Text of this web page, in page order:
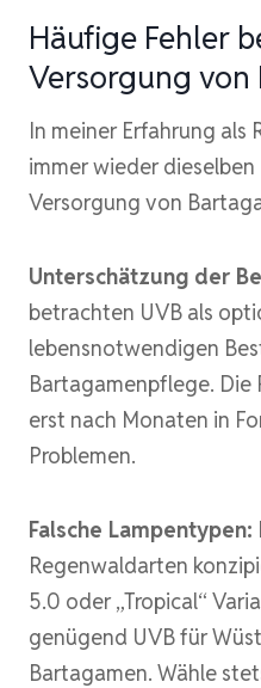
Häufige Fehler
Versorgung von
In meiner Erfahrung als
immer wieder dieselben
Versorgung von
Unterschätzung der
betrachten UVB als
lebensnotwendigen
Bartagamenpflege. Die
erst nach Monaten in
Problemen.
Falsche Lampentypen:
Regenwaldarten
5.0 oder „Tropical“
genügend UVB für
Bartagamen. Wähle